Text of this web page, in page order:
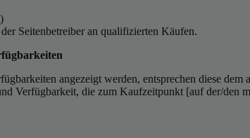
Seitenbetreiber an qualifizierten Käufen.
angezeigt werden, entsprechen diese
Verfügbarkeit, die zum Kaufzeitpunkt [auf der/den